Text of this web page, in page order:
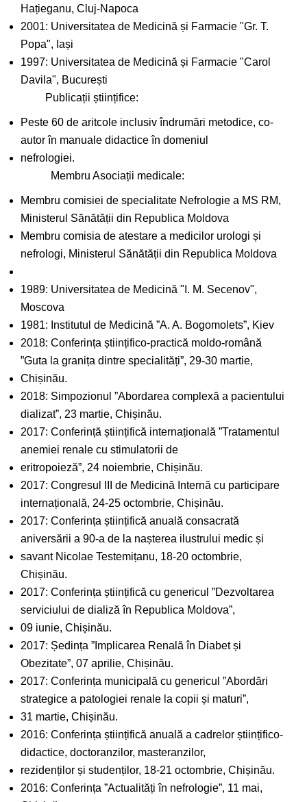
Hațieganu, Cluj-Napoca
2001: Universitatea de Medicină și Farmacie "Gr. T.
Popa", Iași
1997: Universitatea de Medicină și Farmacie "Carol
Davila", București
Publicații științifice:
Peste 60 de aritcole inclusiv îndrumări metodice, co-
autor în manuale didactice în domeniul
nefrologiei.
Membru Asociații medicale:
Membru comisiei de specialitate Nefrologie a MS RM,
Ministerul Sănătății din Republica Moldova
Membru comisia de atestare a medicilor urologi și
nefrologi, Ministerul Sănătății din Republica Moldova
1989: Universitatea de Medicină "I. M. Secenov",
Moscova
1981: Institutul de Medicină ”A. A. Bogomolets”, Kiev
2018: Conferința științifico-practică moldo-română
”Guta la granița dintre specialități”, 29-30 martie,
Chișinău.
2018: Simpozionul ”Abordarea complexă a pacientului
dializat”, 23 martie, Chișinău.
2017: Conferință științifică internațională ”Tratamentul
anemiei renale cu stimulatorii de
eritropoieză”, 24 noiembrie, Chișinău.
2017: Congresul III de Medicină Internă cu participare
internațională, 24-25 octombrie, Chișinău.
2017: Conferința științifică anuală consacrată
aniversării a 90-a de la nașterea ilustrului medic și
savant Nicolae Testemițanu, 18-20 octombrie,
Chișinău.
2017: Conferința științifică cu genericul ”Dezvoltarea
serviciului de dializă în Republica Moldova”,
09 iunie, Chișinău.
2017: Ședința ”Implicarea Renală în Diabet și
Obezitate”, 07 aprilie, Chișinău.
2017: Conferința municipală cu genericul ”Abordări
strategice a patologiei renale la copii și maturi”,
31 martie, Chișinău.
2016: Conferința științifică anuală a cadrelor științifico-
didactice, doctoranzilor, masteranzilor,
rezidenților și studenților, 18-21 octombrie, Chișinău.
2016: Conferința ”Actualități în nefrologie”, 11 mai,